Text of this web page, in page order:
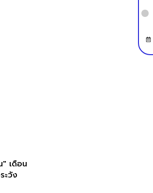
" เดือน
ะวัง